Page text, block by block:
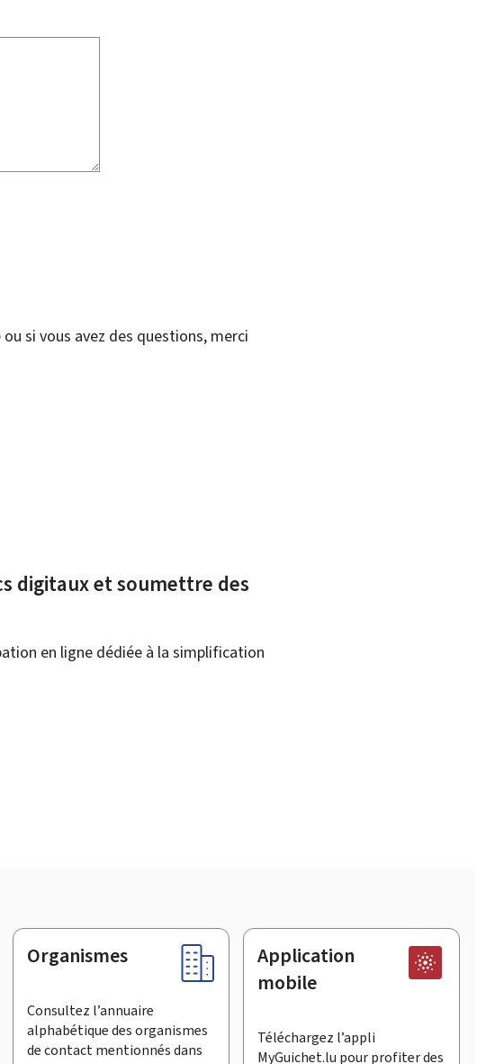
si vous avez des questions, merci
digitaux et soumettre des
en ligne dédiée à la simplification
Organismes
Consultez l’annuaire
alphabétique des organismes
de contact mentionnés dans
Application
mobile
Téléchargez l’appli
MyGuichet.lu pour profiter des